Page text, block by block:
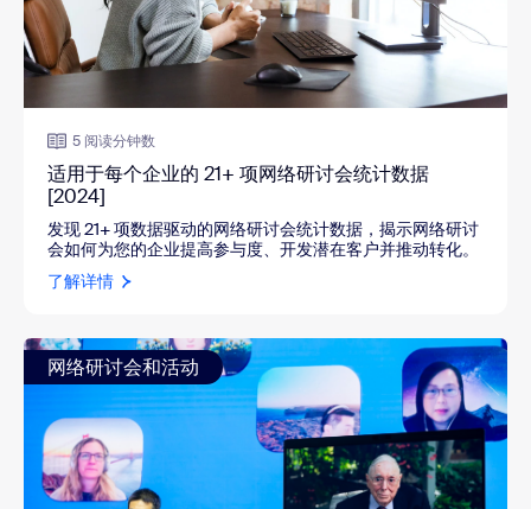
5 阅读分钟数
适用于每个企业的 21+ 项网络研讨会统计数据
[2024]
发现 21+ 项数据驱动的网络研讨会统计数据，揭示网络研讨
会如何为您的企业提高参与度、开发潜在客户并推动转化。
了解详情
网络研讨会和活动